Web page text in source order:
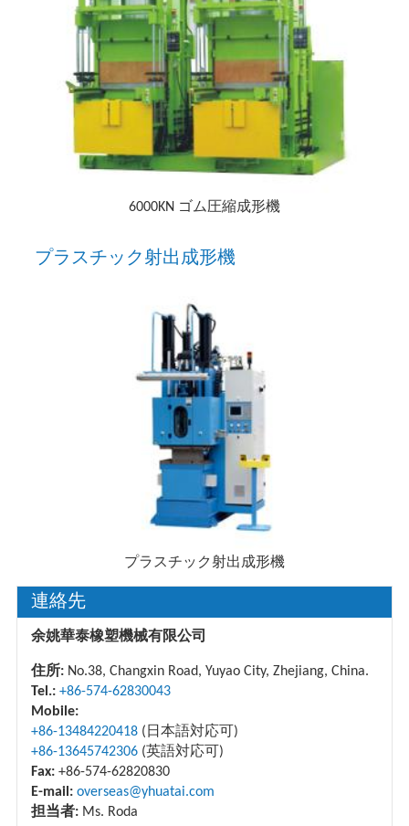
6000KN ゴム圧縮成形機
プラスチック射出成形機
プラスチック射出成形機
連絡先
余姚華泰橡塑機械有限公司
住所:No.38, Changxin Road, Yuyao City, Zhejiang, China.
Tel.: +86-574-62830043
Mobile:
+86-13484220418(日本語対応可)
+86-13645742306(英語対応可)
Fax:+86-574-62820830
E-mail: overseas@yhuatai.com
担当者:Ms. Roda